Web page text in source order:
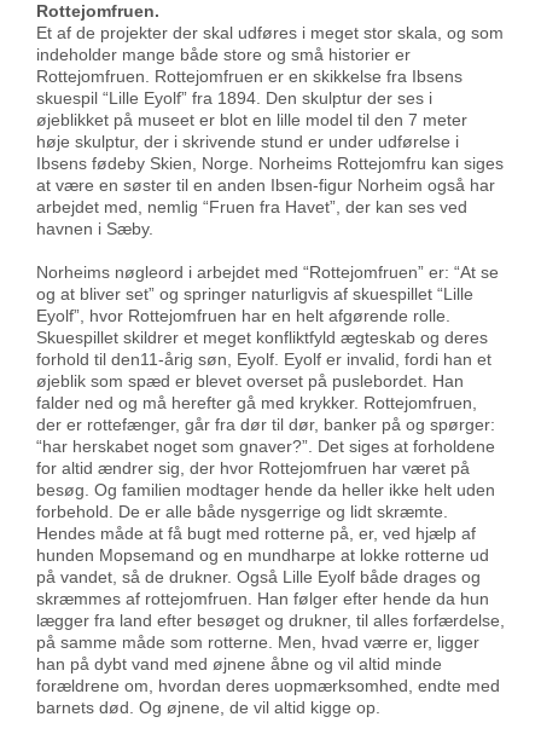
Rottejomfruen.
Et af de projekter der skal udføres i meget stor skala, og som
indeholder mange både store og små historier er
Rottejomfruen. Rottejomfruen er en skikkelse fra Ibsens
skuespil “Lille Eyolf” fra 1894. Den skulptur der ses i
øjeblikket på museet er blot en lille model til den 7 meter
høje skulptur, der i skrivende stund er under udførelse i
Ibsens fødeby Skien, Norge. Norheims Rottejomfru kan siges
at være en søster til en anden Ibsen-figur Norheim også har
arbejdet med, nemlig “Fruen fra Havet”, der kan ses ved
havnen i Sæby.
Norheims nøgleord i arbejdet med “Rottejomfruen” er: “At se
og at bliver set” og springer naturligvis af skuespillet “Lille
Eyolf”, hvor Rottejomfruen har en helt afgørende rolle.
Skuespillet skildrer et meget konfliktfyld ægteskab og deres
forhold til den11-årig søn, Eyolf. Eyolf er invalid, fordi han et
øjeblik som spæd er blevet overset på puslebordet. Han
falder ned og må herefter gå med krykker. Rottejomfruen,
der er rottefænger, går fra dør til dør, banker på og spørger:
“har herskabet noget som gnaver?”. Det siges at forholdene
for altid ændrer sig, der hvor Rottejomfruen har været på
besøg. Og familien modtager hende da heller ikke helt uden
forbehold. De er alle både nysgerrige og lidt skræmte.
Hendes måde at få bugt med rotterne på, er, ved hjælp af
hunden Mopsemand og en mundharpe at lokke rotterne ud
på vandet, så de drukner. Også Lille Eyolf både drages og
skræmmes af rottejomfruen. Han følger efter hende da hun
lægger fra land efter besøget og drukner, til alles forfærdelse,
på samme måde som rotterne. Men, hvad værre er, ligger
han på dybt vand med øjnene åbne og vil altid minde
forældrene om, hvordan deres uopmærksomhed, endte med
barnets død. Og øjnene, de vil altid kigge op.